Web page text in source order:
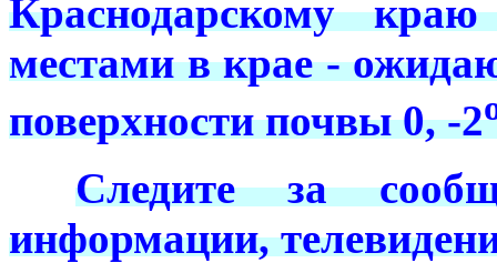
Краснодарскому
местами в крае -
поверхности почвы 0, -2
Следите за
информации,